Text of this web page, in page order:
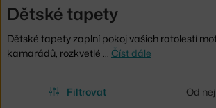
Dětské tapety
Dětské tapety zaplní pokoj vašich ratolestí
kamarádů, rozkvetlé … Číst dále
Filtrovat Od